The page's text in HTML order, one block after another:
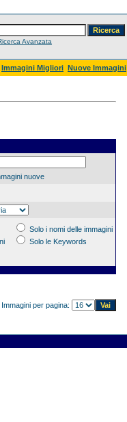
Avanzata
Immagini Migliori Nuove Immagini
nuove
Solo i nomi delle immagini
Solo le Keywords
Immagini per pagina: